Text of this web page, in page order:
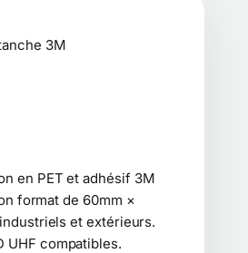
3M
en PET et adhésif 3M
format de 60mm ×
et extérieurs.
UHF compatibles.